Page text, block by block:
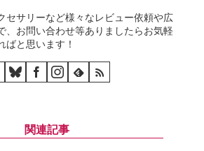
セサリーなど様々なレビュー依頼や広
、お問い合わせ等ありましたらお気軽
ばと思います！
関連記事